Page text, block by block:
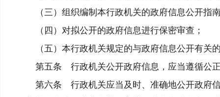
（三）组织编制本行政机关的政府信息公开指
（四）对拟公开的政府信息进行保密审查；
（五）本行政机关规定的与政府信息公开有关
第五条 行政机关公开政府信息，应当遵循公正
第六条 行政机关应当及时、准确地公开政府信